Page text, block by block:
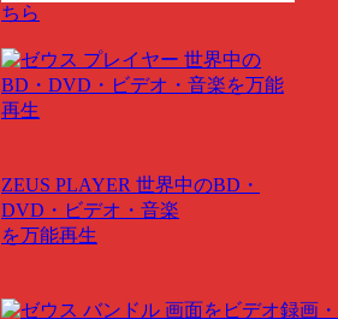
ちら
ZEUS PLAYER 世界中のBD・
DVD・ビデオ・音楽
を万能再生